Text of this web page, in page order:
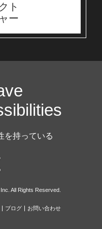
ト
ー
を持っている
All Rights Reserved.
ブログ お問い合わせ